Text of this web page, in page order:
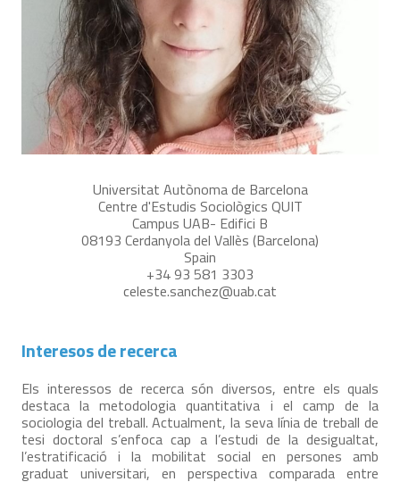
Universitat Autònoma de Barcelona
Centre d'Estudis Sociològics QUIT
Campus UAB- Edifici B
08193 Cerdanyola del Vallès (Barcelona)
Spain
+34 93 581 3303
celeste.sanchez@uab.cat
Interesos de recerca
Els interessos de recerca són diversos, entre els quals
destaca la metodologia quantitativa i el camp de la
sociologia del treball. Actualment, la seva línia de treball de
tesi doctoral s’enfoca cap a l’estudi de la desigualtat,
l’estratificació i la mobilitat social en persones amb
graduat universitari, en perspectiva comparada entre